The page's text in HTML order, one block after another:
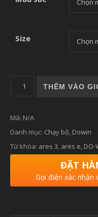
Size
GIÀY CHẠY BỘ DO-
THÊM VÀO
Mã: N/A
Danh mục: Chạy bộ, Dowin
Từ khóa: ares 3, ares e, DO-
ĐẶT
Gọi điện xác nhận